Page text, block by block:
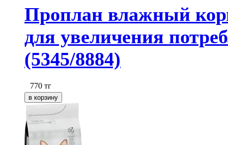
Проплан влажный
для увеличения
(5345/8884)
770 тг